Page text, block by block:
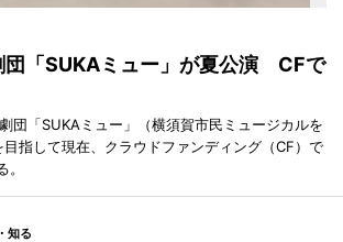
団「SUKAミュー」が夏公演 CFで
団「SUKAミュー」（横須賀市民ミュージカルを
指して現在、クラウドファンディング（CF）で
知る